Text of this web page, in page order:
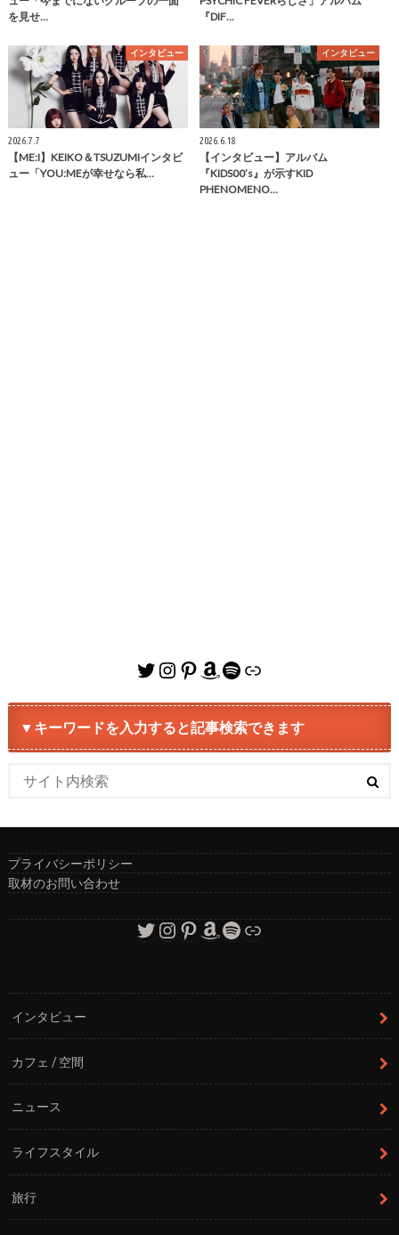
を見せ…
『DIF…
インタビュー
2026.7.7
【ME:I】KEIKO＆TSUZUMIインタビ
ュー「YOU:MEが幸せなら私…
インタビュー
2026.6.18
【インタビュー】アルバム
『KIDS00’s』が示すKID
PHENOMENO…
Twitter
Instagram
Pinterest
Amazon
Spotify
リンク
▼キーワードを入力すると記事検索できます
プライバシーポリシー
取材のお問い合わせ
Twitter
Instagram
Pinterest
Amazon
Spotify
リンク
インタビュー
カフェ / 空間
ニュース
ライフスタイル
旅行